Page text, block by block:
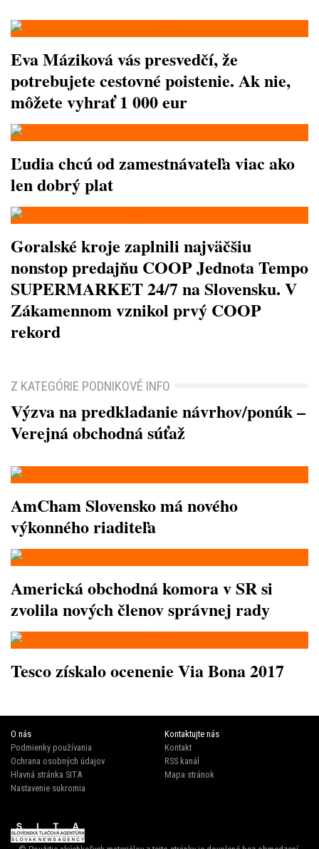
Eva Máziková vás presvedčí, že
potrebujete cestovné poistenie. Ak nie,
môžete vyhrať 1 000 eur
Ľudia chcú od zamestnávateľa viac ako
len dobrý plat
Goralské kroje zaplnili najväčšiu
nonstop predajňu COOP Jednota Tempo
SUPERMARKET 24/7 na Slovensku. V
Zákamennom vznikol prvý COOP
rekord
Z KATEGÓRIE PODNIKOVÉ INFO
Výzva na predkladanie návrhov/ponúk –
Verejná obchodná súťaž
AmCham Slovensko má nového
výkonného riaditeľa
Americká obchodná komora v SR si
zvolila nových členov správnej rady
Tesco získalo ocenenie Via Bona 2017
O nás
Podmienky používania
Ochrana osobných údajov
Hlavná stránka SITA
Nastavenie sukromia
Kontaktujte nás
Kontakt
RSS kanál
Mapa stránok